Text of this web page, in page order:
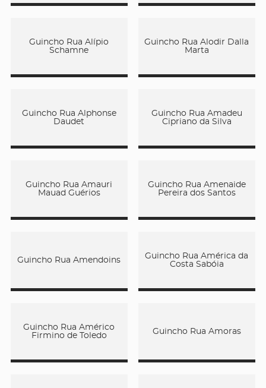
Guincho Rua Alípio
Schamne
Guincho Rua Alodir Dalla
Marta
Guincho Rua Alphonse
Daudet
Guincho Rua Amadeu
Cipriano da Silva
Guincho Rua Amauri
Mauad Guérios
Guincho Rua Amenaide
Pereira dos Santos
Guincho Rua Amendoins
Guincho Rua América da
Costa Sabóia
Guincho Rua Américo
Firmino de Toledo
Guincho Rua Amoras